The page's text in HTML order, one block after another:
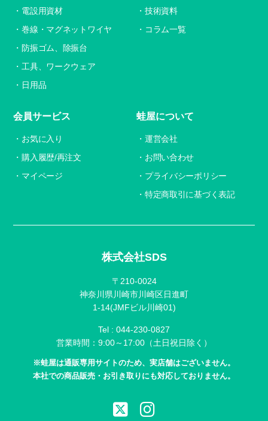
株式会社SDS
〒210-0024
神奈川県川崎市川崎区日進町
1-14(JMFビル川崎01)
Tel : 044-230-0827
営業時間：9:00～17:00（土日祝日除く）
※蛙屋は通販専用サイトのため、実店舗はございません。
本社での商品販売・お引き取りにも対応しておりません。
電設用資材
巻線・マグネットワイヤ
防振ゴム、除振台
工具、ワークウェア
日用品
技術資料
コラム一覧
会員サービス
お気に入り
購入履歴/再注文
マイページ
蛙屋について
運営会社
お問い合わせ
プライバシーポリシー
特定商取引に基づく表記